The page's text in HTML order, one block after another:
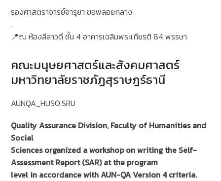
รองศาสตราจารย์จารุยา ขอพลอยกลาง
.
📍ณ ห้องลีลาวดี ชั้น 4 อาคารเฉลิมพระเกียรติ 84 พรรษา
คณะมนุษยศาสตร์และสังคมศาสตร์
มหาวิทยาลัยราชภัฏสุราษฎร์ธานี
AUNQA_HUSO.SRU
Quality Assurance Division, Faculty of Humanities and
Social
Sciences organized a workshop on writing the Self-
Assessment Report (SAR) at the program
level in accordance with AUN-QA Version 4 criteria.